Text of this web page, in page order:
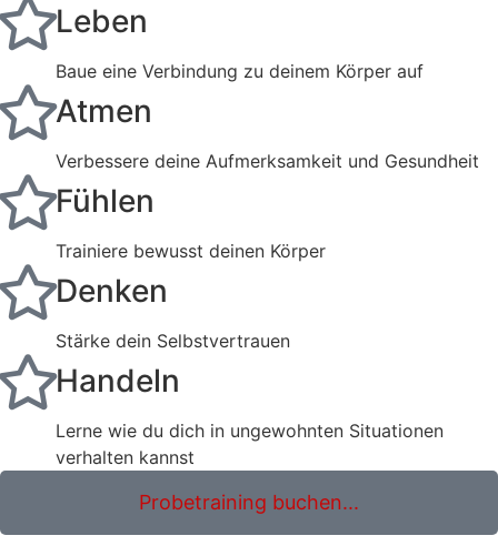
Leben
Baue eine Verbindung zu deinem Körper auf
Atmen
Verbessere deine Aufmerksamkeit und Gesundheit
Fühlen
Trainiere bewusst deinen Körper
Denken
Stärke dein Selbstvertrauen
Handeln
Lerne wie du dich in ungewohnten Situationen
verhalten kannst
Probetraining buchen...